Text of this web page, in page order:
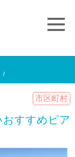
市区町村
おすすめピア